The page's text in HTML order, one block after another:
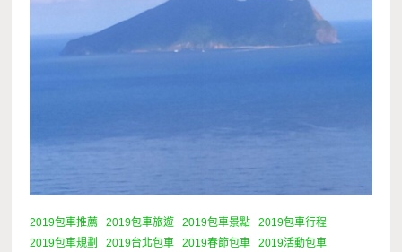
2019包車推薦 2019包車旅遊 2019包車景點
2019包車行程
2019包車規劃
2019台北包車 2019春節包車
2019活動包車